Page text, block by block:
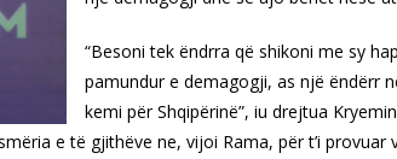
“Besoni tek ëndrra që shikoni me sy
pamundur e demagogji, as një ëndërr
kemi për Shqipërinë”, iu drejtua
e të gjithëve ne, vijoi Rama, për t’i